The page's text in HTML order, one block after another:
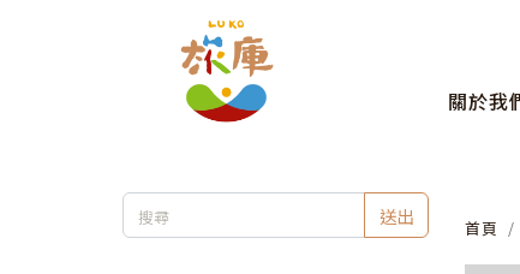
關於我
送出 首頁